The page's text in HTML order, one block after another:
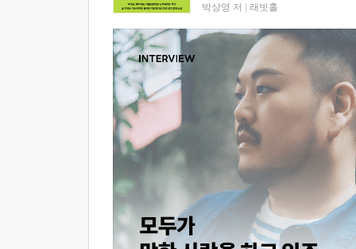
박상영 저 래빗홀